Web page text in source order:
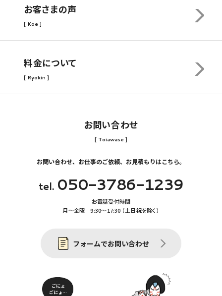
お客さまの声
[ Koe ]
料金について
[ Ryokin ]
お問い合わせ
[ Toiawase ]
お問い合わせ、お仕事のご依頼、お見積もりはこちら。
tel. 050-3786-1239
お電話受付時間
月〜金曜 9:30〜17:30 （土日祝を除く）
フォームでお問い合わせ
ごにょ
ごにょ…